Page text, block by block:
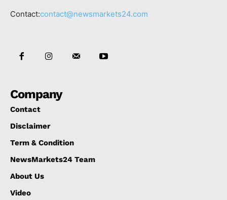
Contact:contact@newsmarkets24.com
Company
Contact
Disclaimer
Term & Condition
NewsMarkets24 Team
About Us
Video